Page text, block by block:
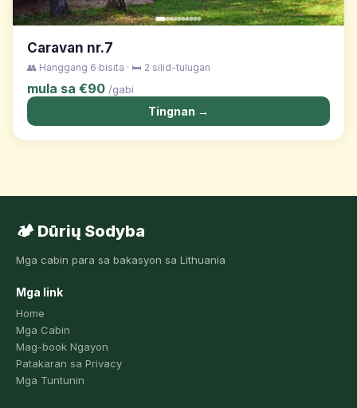
Caravan nr.7
👥 Hanggang 6 bisita · 🛏️ 2 silid-tulugan
mula sa €90 /gabi
Tingnan →
🏕️ Dūrių Sodyba
Mga cabin para sa bakasyon sa Lithuania
Mga link
Home
Mga Cabin
Mag-book Ngayon
Patakaran sa Privacy
Mga Tuntunin